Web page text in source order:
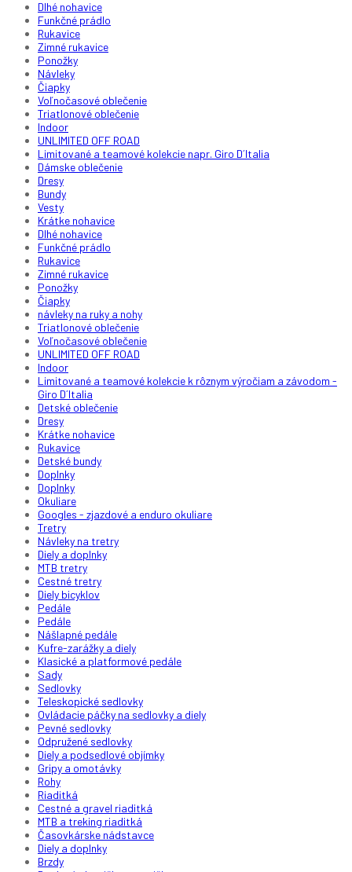
Dlhé nohavice
Funkčné prádlo
Rukavice
Zimné rukavice
Ponožky
Návleky
Čiapky
Voľnočasové oblečenie
Triatlonové oblečenie
Indoor
UNLIMITED OFF ROAD
Limitované a teamové kolekcie napr. Giro D´Italia
Dámske oblečenie
Dresy
Bundy
Vesty
Krátke nohavice
Dlhé nohavice
Funkčné prádlo
Rukavice
Zimné rukavice
Ponožky
Čiapky
návleky na ruky a nohy
Triatlonové oblečenie
Voľnočasové oblečenie
UNLIMITED OFF ROAD
Indoor
Limitované a teamové kolekcie k rôznym výročiam a závodom -
Giro D´Italia
Detské oblečenie
Dresy
Krátke nohavice
Rukavice
Detské bundy
Doplnky
Doplnky
Okuliare
Googles - zjazdové a enduro okuliare
Tretry
Návleky na tretry
Diely a doplnky
MTB tretry
Cestné tretry
Diely bicyklov
Pedále
Pedále
Nášlapné pedále
Kufre-zarážky a diely
Klasické a platformové pedále
Sady
Sedlovky
Teleskopické sedlovky
Ovládacie páčky na sedlovky a diely
Pevné sedlovky
Odpružené sedlovky
Diely a podsedlové objímky
Gripy a omotávky
Rohy
Riaditká
Cestné a gravel riaditká
MTB a treking riaditká
Časovkárske nádstavce
Diely a doplnky
Brzdy